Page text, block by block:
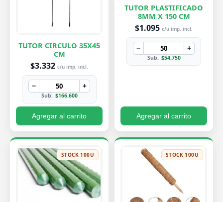
TUTOR CIRCULO 35X45
CM
$3.332 c/u imp. incl.
− +
Sub: $166.600
Agregar al carrito
TUTOR PLASTIFICADO
8MM X 150 CM
$1.095 c/u imp. incl.
− +
Sub: $54.750
Agregar al carrito
STOCK 100U STOCK 100U